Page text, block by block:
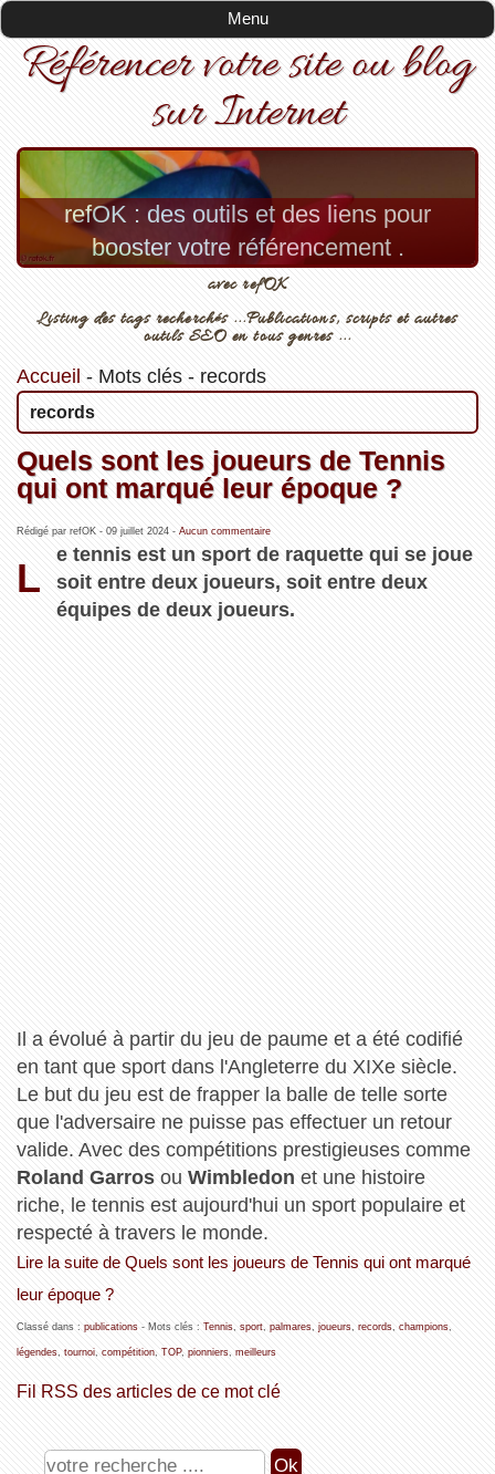
Menu
Référencer votre site ou blog
sur Internet
refOK : des outils et des liens pour
booster votre référencement .
avec refOK
Listing des tags recherchés ...Publications, scripts et autres
outils SEO en tous genres ...
Accueil - Mots clés- records
records
Quels sont les joueurs de Tennis
qui ont marqué leur époque ?
Rédigé par refOK - 09 juillet 2024- Aucun commentaire
L
e tennis est un sport de raquette qui se joue
soit entre deux joueurs, soit entre deux
équipes de deux joueurs.
Il a évolué à partir du jeu de paume et a été codifié
en tant que sport dans l'Angleterre du XIXe siècle.
Le but du jeu est de frapper la balle de telle sorte
que l'adversaire ne puisse pas effectuer un retour
valide. Avec des compétitions prestigieuses comme
Roland Garrosou Wimbledon et une histoire
riche, le tennis est aujourd'hui un sport populaire et
respecté à travers le monde.
Lire la suite de Quels sont les joueurs de Tennis qui ont marqué
leur époque ?
Classé dans : publications- Mots clés : Tennis, sport, palmares, joueurs, records, champions,
légendes, tournoi, compétition, TOP, pionniers, meilleurs
Fil RSS des articles de ce mot clé